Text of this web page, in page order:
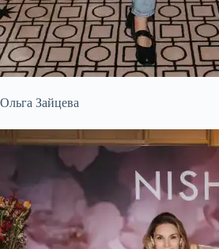
Ольга Зайцева